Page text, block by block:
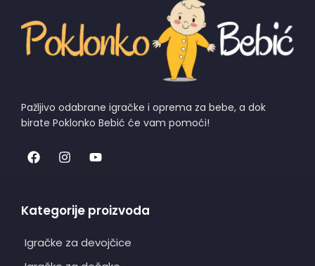
Pažljivo odabrane igračke i oprema za bebe, a dok
birate Poklonko Bebić će vam pomoći!
Kategorije proizvoda
Igračke za devojčice